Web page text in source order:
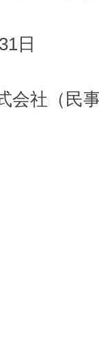
日
会社（民